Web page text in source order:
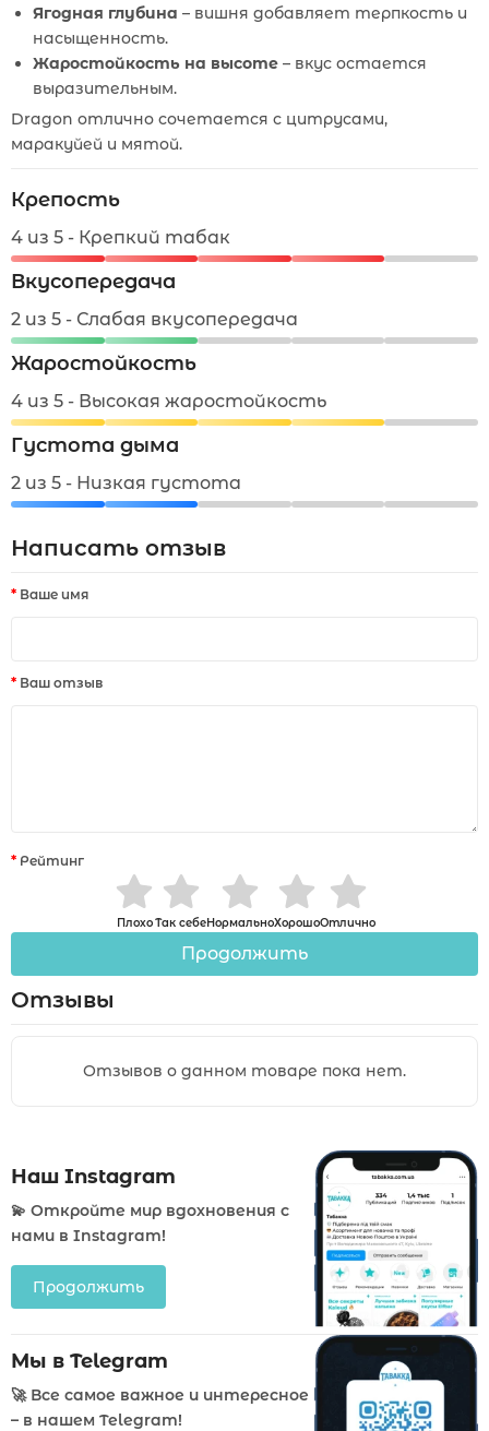
Ягодная глубина – вишня добавляет терпкость и
насыщенность.
Жаростойкость на высоте – вкус остается
выразительным.
Dragon отлично сочетается с цитрусами,
маракуйей и мятой.
Крепость
4 из 5 - Крепкий табак
Вкусопередача
2 из 5 - Слабая вкусопередача
Жаростойкость
4 из 5 - Высокая жаростойкость
Густота дыма
2 из 5 - Низкая густота
Написать отзыв
Ваше имя
Ваш отзыв
Рейтинг
ПлохоТак себеНормальноХорошоОтлично
Продолжить
Отзывы
Отзывов о данном товаре пока нет.
Наш Instagram
💫 Откройте мир вдохновения с
нами в Instagram!
Продолжить
Мы в Telegram
🚀 Все самое важное и интересное
– в нашем Telegram!